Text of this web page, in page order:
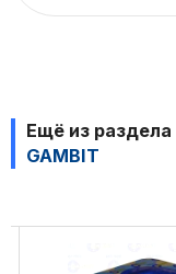
Ещё из раздела
GAMBIT